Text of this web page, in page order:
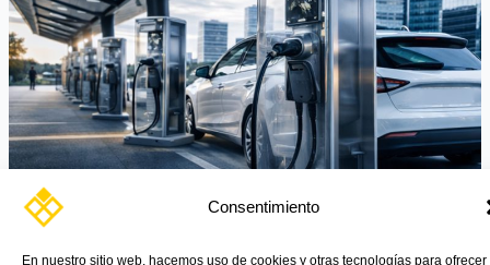
Consentimiento
En nuestro sitio web, hacemos uso de cookies y otras tecnologías para ofrecer
errores